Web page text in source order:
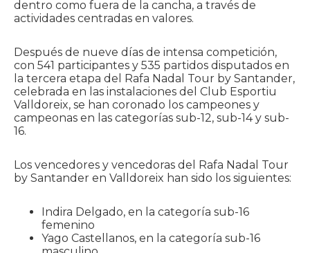
dentro como fuera de la cancha, a través de
actividades centradas en valores.
Después de nueve días de intensa competición,
con 541 participantes y 535 partidos disputados en
la tercera etapa del Rafa Nadal Tour by Santander,
celebrada en las instalaciones del Club Esportiu
Valldoreix, se han coronado los campeones y
campeonas en las categorías sub-12, sub-14 y sub-
16.
Los vencedores y vencedoras del Rafa Nadal Tour
by Santander en Valldoreix han sido los siguientes:
Indira Delgado, en la categoría sub-16
femenino
Yago Castellanos, en la categoría sub-16